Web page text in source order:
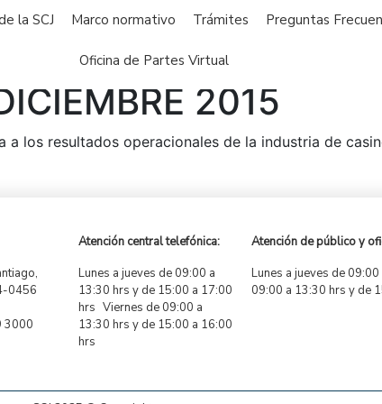
la SCJ Marco normativo Trámites Preguntas
Oficina de Partes Virtual
2015
los resultados operacionales de la industria de
0456
3000
Atención central telefónica:
Lunes a jueves de 09:00 a
13:30 hrs y de 15:00 a 17:00
hrs Viernes de 09:00 a
13:30 hrs y de 15:00 a 16:00
hrs
Atención de público y
Lunes a jueves de
09:00 a 13:30 hrs y de